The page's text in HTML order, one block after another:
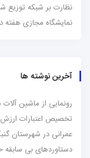
نظارت بر شبکه توزیع
نمایشگاه مجازی هفته
آخرین نوشته ها
رونمایی از ماشین
تخصیص اعتبارات ارزش
عمرانی در شهرستان
دستاوردهای بی سابقه